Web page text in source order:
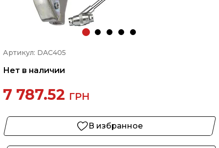
Артикул: DAC405
Нет в наличии
7 787.52 ГРН
В избранное